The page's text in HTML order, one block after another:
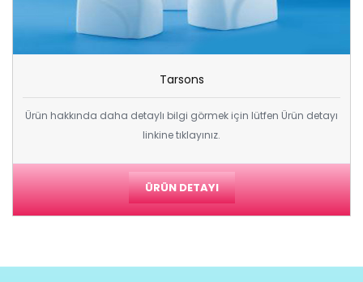
Tarsons
Ürün hakkında daha detaylı bilgi görmek için lütfen Ürün detayı
linkine tıklayınız.
ÜRÜN DETAYI